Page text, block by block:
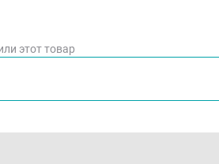
этот товар